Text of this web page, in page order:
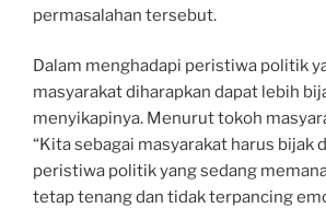
permasalahan tersebut.
Dalam menghadapi peristiwa politik
masyarakat diharapkan dapat lebih
menyikapinya. Menurut tokoh
“Kita sebagai masyarakat harus bijak
peristiwa politik yang sedang
tetap tenang dan tidak terpancing